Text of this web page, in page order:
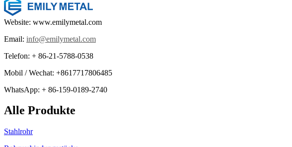
Website: www.emilymetal.com
Email: info@emilymetal.com
Telefon: + 86-21-5788-0538
Mobil / Wechat: +8617717806485
WhatsApp: + 86-159-0189-2740
Alle Produkte
Stahlrohr